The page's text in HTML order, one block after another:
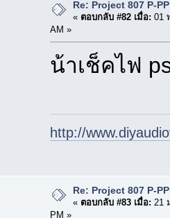
Re: Project 807 P-
« ตอบกลับ #82 เมื่อ: 01
AM »
น้าเช็คไฟ
http://
Re: Project 807 P-
« ตอบกลับ #83 เมื่อ: 21
PM »